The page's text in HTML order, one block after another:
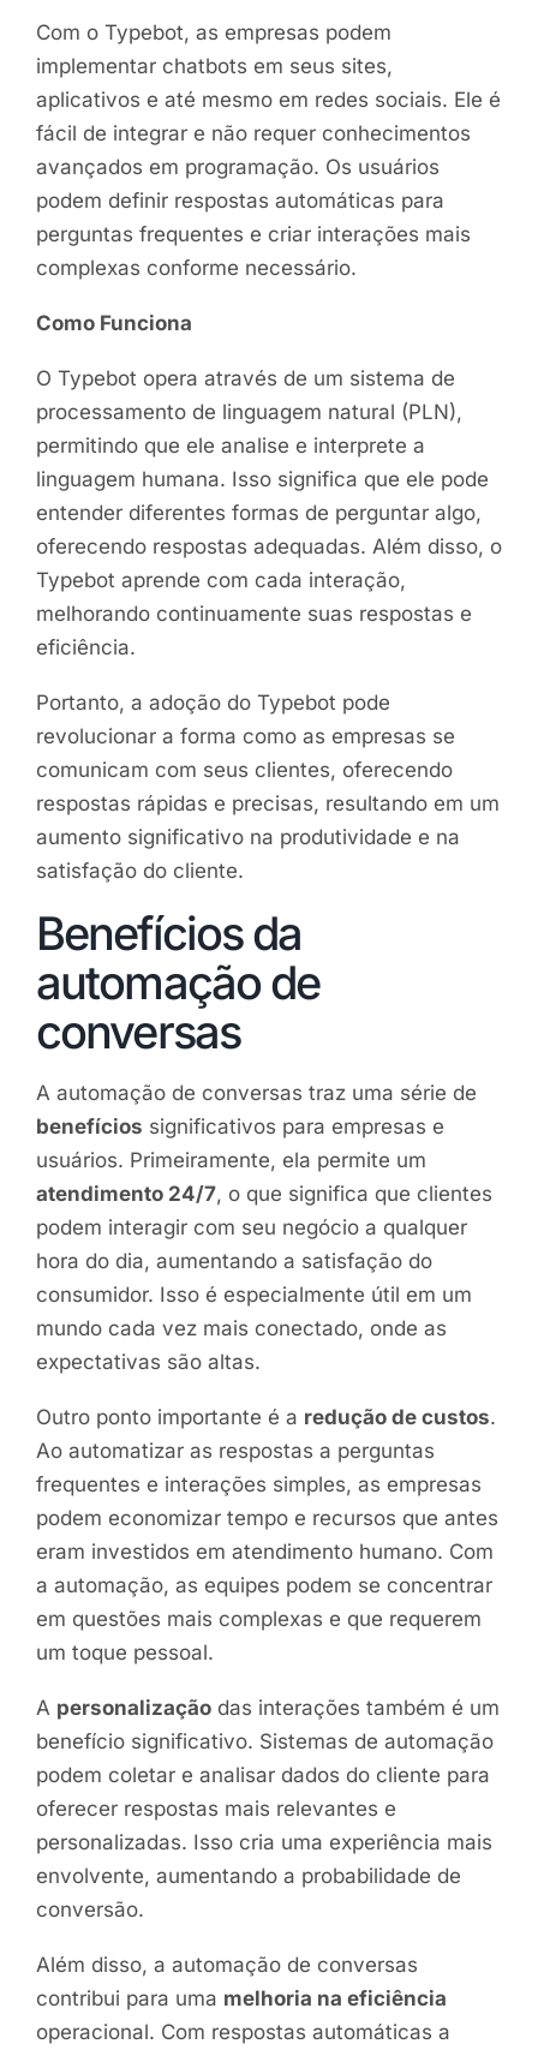
Com o Typebot, as empresas podem
implementar chatbots em seus sites,
aplicativos e até mesmo em redes sociais. Ele é
fácil de integrar e não requer conhecimentos
avançados em programação. Os usuários
podem definir respostas automáticas para
perguntas frequentes e criar interações mais
complexas conforme necessário.
Como Funciona
O Typebot opera através de um sistema de
processamento de linguagem natural (PLN),
permitindo que ele analise e interprete a
linguagem humana. Isso significa que ele pode
entender diferentes formas de perguntar algo,
oferecendo respostas adequadas. Além disso, o
Typebot aprende com cada interação,
melhorando continuamente suas respostas e
eficiência.
Portanto, a adoção do Typebot pode
revolucionar a forma como as empresas se
comunicam com seus clientes, oferecendo
respostas rápidas e precisas, resultando em um
aumento significativo na produtividade e na
satisfação do cliente.
Benefícios da
automação de
conversas
A automação de conversas traz uma série de
benefícios significativos para empresas e
usuários. Primeiramente, ela permite um
atendimento 24/7, o que significa que clientes
podem interagir com seu negócio a qualquer
hora do dia, aumentando a satisfação do
consumidor. Isso é especialmente útil em um
mundo cada vez mais conectado, onde as
expectativas são altas.
Outro ponto importante é a redução de custos.
Ao automatizar as respostas a perguntas
frequentes e interações simples, as empresas
podem economizar tempo e recursos que antes
eram investidos em atendimento humano. Com
a automação, as equipes podem se concentrar
em questões mais complexas e que requerem
um toque pessoal.
A personalização das interações também é um
benefício significativo. Sistemas de automação
podem coletar e analisar dados do cliente para
oferecer respostas mais relevantes e
personalizadas. Isso cria uma experiência mais
envolvente, aumentando a probabilidade de
conversão.
Além disso, a automação de conversas
contribui para uma melhoria na eficiência
operacional. Com respostas automáticas a